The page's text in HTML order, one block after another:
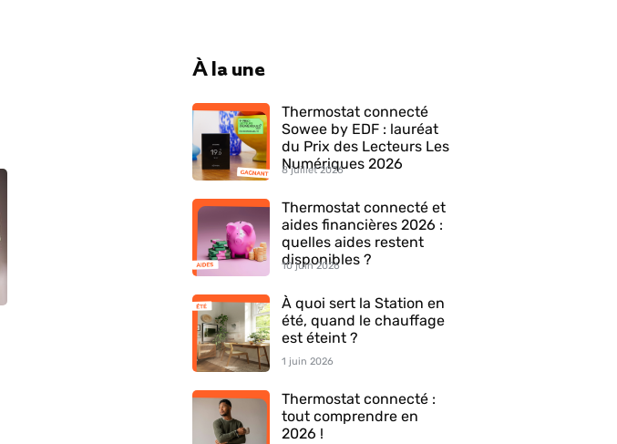
À la une
Thermostat connecté
Sowee by EDF : lauréat
du Prix des Lecteurs Les
Numériques 2026
8 juillet 2026
Thermostat connecté et
aides financières 2026 :
quelles aides restent
disponibles ?
10 juin 2026
À quoi sert la Station en
été, quand le chauffage
est éteint ?
1 juin 2026
Thermostat connecté :
tout comprendre en
2026 !